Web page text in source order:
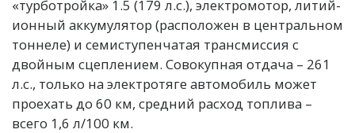
«турботройка» 1.5 (179 л.с.), электромотор, литий-
ионный аккумулятор (расположен в центральном
тоннеле) и семиступенчатая трансмиссия c
двойным сцеплением. Совокупная отдача – 261
л.с., только на электротяге автомобиль может
проехать до 60 км, средний расход топлива –
всего 1,6 л/100 км.